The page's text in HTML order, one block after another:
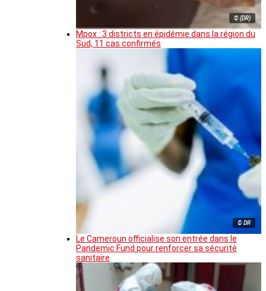
© (DR)
Mpox : 3 districts en épidémie dans la région du
Sud, 11 cas confirmés
© DR
Le Cameroun officialise son entrée dans le
Pandemic Fund pour renforcer sa sécurité
sanitaire